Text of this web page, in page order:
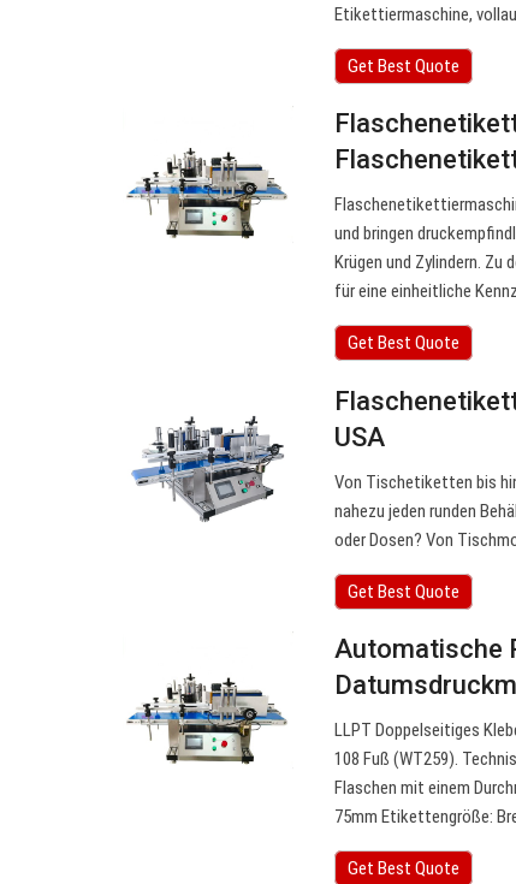
Etikettiermaschine,
Get Best Quote
und bringen
Krügen und Zylindern.
für eine einheitliche
Get Best Quote
USA
Von Tischetiketten bis
nahezu jeden runden
oder Dosen? Von
Get Best Quote
Automatische
LLPT Doppelseitiges
108 Fuß (WT259).
Flaschen mit einem
75mm Etikettengröße:
Get Best Quote